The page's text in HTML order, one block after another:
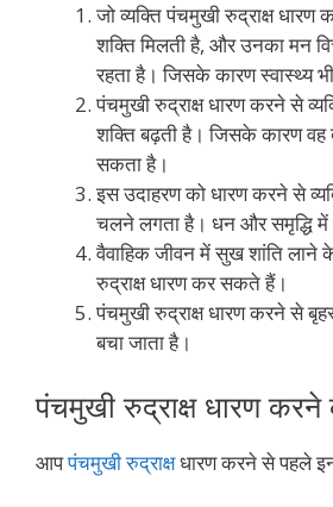
जो व्यक्ति पंचमुखी रुद्राक्ष
शक्ति मिलती है, और उनका मन
रहता है। जिसके कारण स्वास्थ्य
पंचमुखी रुद्राक्ष धारण करने से
शक्ति बढ़ती है। जिसके कारण वह
सकता है।
इस उदाहरण को धारण करने से
चलने लगता है। धन और समृद्धि में
वैवाहिक जीवन में सुख शांति लाने
रुद्राक्ष धारण कर सकते हैं।
पंचमुखी रुद्राक्ष धारण करने से
बचा जाता है।
पंचमुखी रुद्राक्ष धारण करने
आपपंचमुखी रुद्राक्षधारण करने से पहले